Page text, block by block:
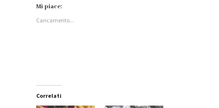
Facebook
apre
in
Mi piace:
Caricamento...
Correlati